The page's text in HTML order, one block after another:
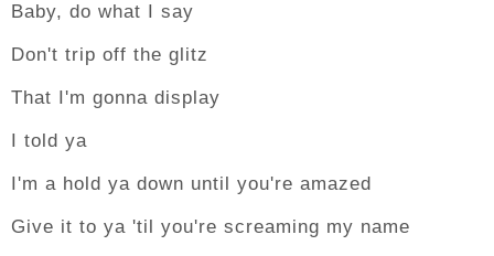
Baby, do what I say
Don't trip off the glitz
That I'm gonna display
I told ya
I'm a hold ya down until you're amazed
Give it to ya 'til you're screaming my name